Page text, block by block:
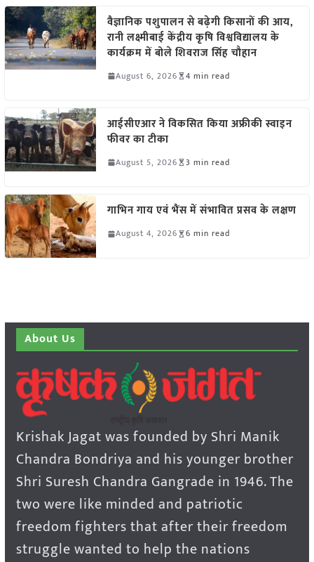
वैज्ञानिक पशुपालन से बढ़ेगी किसानों की आय,
रानी लक्ष्मीबाई केंद्रीय कृषि विश्वविद्यालय के
कार्यक्रम में बोले शिवराज सिंह चौहान
August 6, 2026 4 min read
आईसीएआर ने विकसित किया अफ्रीकी स्वाइन
फीवर का टीका
August 5, 2026 3 min read
गाभिन गाय एवं भैंस में संभावित प्रसव के लक्षण
August 4, 2026 6 min read
About Us
Krishak Jagat was founded by Shri Manik
Chandra Bondriya and his younger brother
Shri Suresh Chandra Gangrade in 1946. The
two were like minded and patriotic
freedom fighters that after their freedom
struggle wanted to help the nations